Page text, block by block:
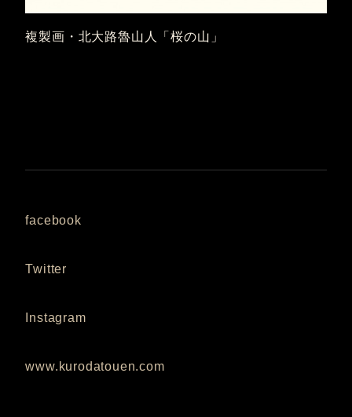
複製画・北大路魯山人「桜の山」
facebook
Twitter
Instagram
www.kurodatouen.com